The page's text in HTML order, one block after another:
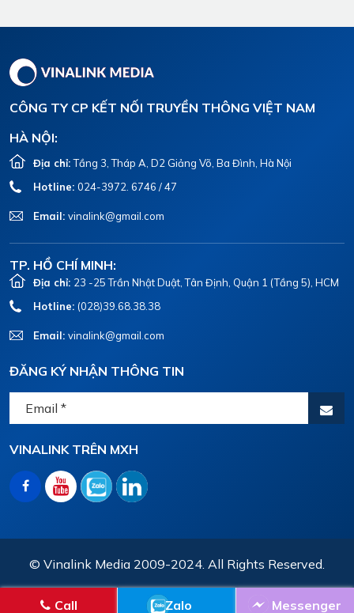
CÔNG TY CP KẾT NỐI TRUYỀN THÔNG VIỆT NAM
HÀ NỘI:
Địa chỉ:Tầng 3, Tháp A, D2 Giảng Võ, Ba Đình, Hà Nội
Hotline: 024-3972. 6746 / 47
Email: vinalink@gmail.com
TP. HỒ CHÍ MINH:
Địa chỉ: 23 -25 Trần Nhật Duật, Tân Định, Quận 1 (Tầng 5), HCM
Hotline: (028)39.68.38.38
Email: vinalink@gmail.com
ĐĂNG KÝ NHẬN THÔNG TIN
VINALINK TRÊN MXH
© Vinalink Media 2009-2024. All Rights Reserved.
Call Zalo Messenger